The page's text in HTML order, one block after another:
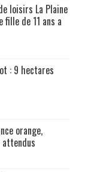
loisirs La Plaine
fille de 11 ans a
: 9 hectares
orange,